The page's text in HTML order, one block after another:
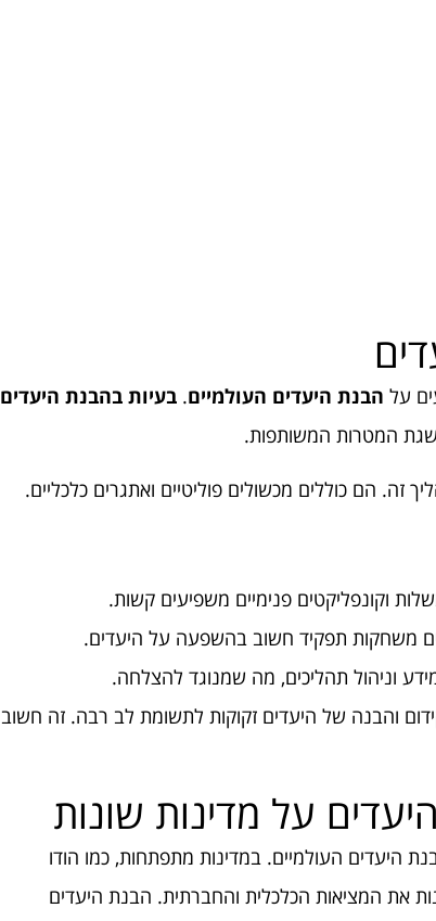
על הבנת היעדים העולמיים. בעיות בהבנת היעדים
המטרות המשותפות.
זה. הם כוללים מכשולים פוליטיים ואתגרים כלכליים.
וקונפליקטים פנימיים משפיעים קשות.
משחקות תפקיד חשוב בהשפעה על היעדים.
וניהול תהליכים, מה שמנוגד להצלחה.
והבנה של היעדים זקוקות לתשומת לב רבה. זה חשוב
על מדינות שונות
היעדים העולמיים. במדינות מתפתחות, כמו הודו
את המציאות הכלכלית והחברתית. הבנת היעדים